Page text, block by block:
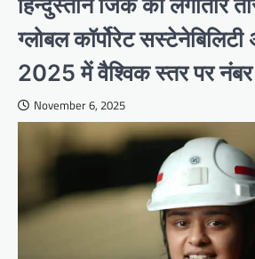
ग्लोबल कॉर्पोरेट
2025 में वैश्विक स्तर पर
November 6, 2025